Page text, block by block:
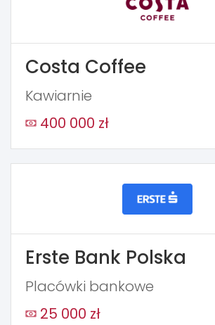
Costa Coffee
Kawiarnie
400 000 zł
Erste Bank Polska
Placówki bankowe
25 000 zł